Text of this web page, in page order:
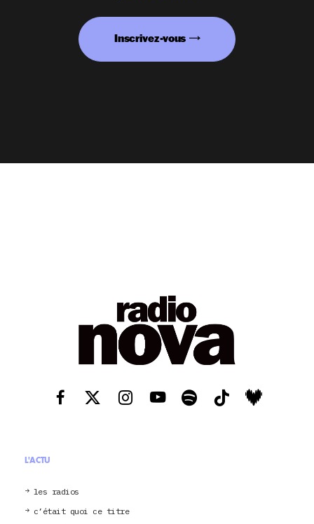
Inscrivez-vous
L'ACTU
les radios
c’était quoi ce titre